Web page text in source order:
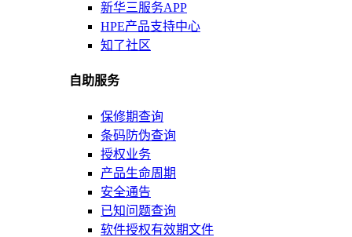
新华三服务APP
HPE产品支持中心
知了社区
自助服务
保修期查询
条码防伪查询
授权业务
产品生命周期
安全通告
已知问题查询
软件授权有效期文件